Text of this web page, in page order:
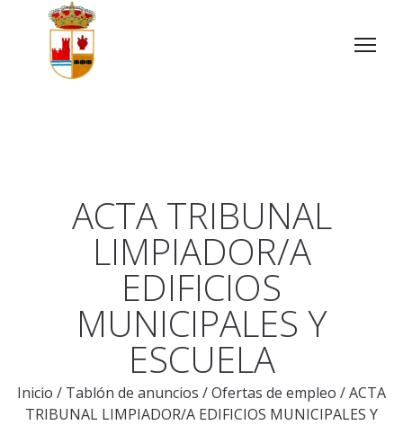
ACTA TRIBUNAL
LIMPIADOR/A
EDIFICIOS
MUNICIPALES Y
ESCUELA
Inicio / Tablón de anuncios /Ofertas de empleo /ACTA
TRIBUNAL LIMPIADOR/A EDIFICIOS MUNICIPALES Y